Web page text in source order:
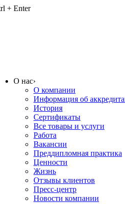
+ Enter
О нас›
О компании
Информация об
История
Сертификаты
Все товары и услуги
Работа
Вакансии
Преддипломная практика
Ценности
Жизнь
Отзывы клиентов
Пресс-центр
Новости компании